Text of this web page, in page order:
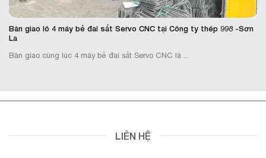
Bàn giao lô 4 máy bẻ đai sắt Servo CNC tại Công ty thép 998 -Sơn
La
Bàn giao cùng lúc 4 máy bẻ đai sắt Servo CNC là ...
LIÊN HỆ